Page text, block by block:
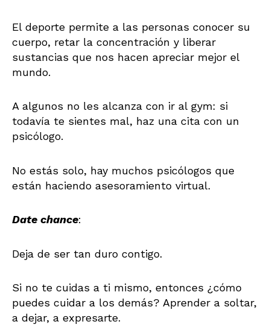
El deporte permite a las personas conocer su
cuerpo, retar la concentración y liberar
sustancias que nos hacen apreciar mejor el
mundo.
A algunos no les alcanza con ir al gym: si
todavía te sientes mal, haz una cita con un
psicólogo.
No estás solo, hay muchos psicólogos que
están haciendo asesoramiento virtual.
Date chance:
Deja de ser tan duro contigo.
Si no te cuidas a ti mismo, entonces ¿cómo
puedes cuidar a los demás? Aprender a soltar,
a dejar, a expresarte.